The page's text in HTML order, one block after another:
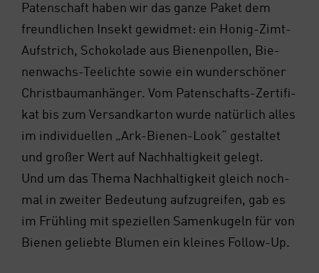
Paten­schaft haben wir das gan­ze Paket dem
freund­li­chen Insekt gewid­met: ein Honig-Zimt-
Auf­strich, Scho­ko­la­de aus Bie­nen­pol­len, Bie­
nen­wachs-Tee­lich­te sowie ein wun­der­schö­ner
Christ­bau­m­an­hän­ger. Vom Paten­schafts-Zer­ti­fi­
kat bis zum Ver­sand­kar­ton wur­de natür­lich alles
im indi­vi­du­el­len „Ark-Bie­nen-Look“ gestal­tet
und gro­ßer Wert auf Nach­hal­tig­keit gelegt.
Und um das The­ma Nach­hal­tig­keit gleich noch­
mal in zwei­ter Bedeu­tung auf­zu­grei­fen, gab es
im Früh­ling mit spe­zi­el­len Samen­ku­geln für von
Bie­nen gelieb­te Blu­men ein klei­nes Fol­low-Up.